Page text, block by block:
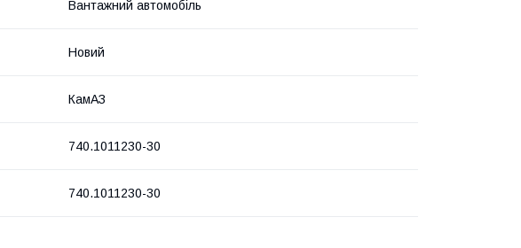
Вантажний автомобіль
Новий
КамАЗ
740.1011230-30
740.1011230-30